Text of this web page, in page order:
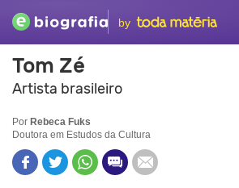
by
Tom Zé
Artista brasileiro
Por Rebeca Fuks
Doutora em Estudos da Cultura